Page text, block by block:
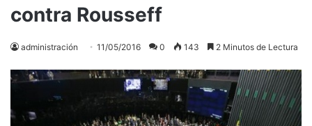
contra Rousseff
administración 11/05/2016 0 143 2 Minutos de Lectura